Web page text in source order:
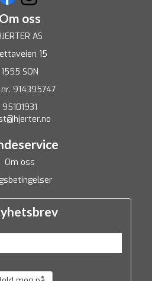
Om oss
AS
15
1555 SON
914395747
95101931
Om oss